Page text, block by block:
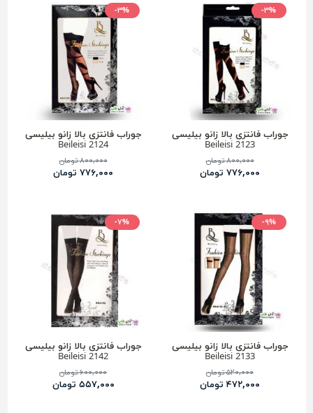
-۳%
جوراب فانتزی بالا زانو بیلیسی
2123 Beileisi
۸۰۰,۰۰۰ تومان
۷۷۶,۰۰۰ تومان
-۳%
جوراب فانتزی بالا زانو بیلیسی
2124 Beileisi
۸۰۰,۰۰۰ تومان
۷۷۶,۰۰۰ تومان
-۹%
جوراب فانتزی بالا زانو بیلیسی
2133 Beileisi
۵۲۰,۰۰۰ تومان
۴۷۲,۰۰۰ تومان
-۷%
جوراب فانتزی بالا زانو بیلیسی
2142 Beileisi
۶۰۰,۰۰۰ تومان
۵۵۷,۰۰۰ تومان